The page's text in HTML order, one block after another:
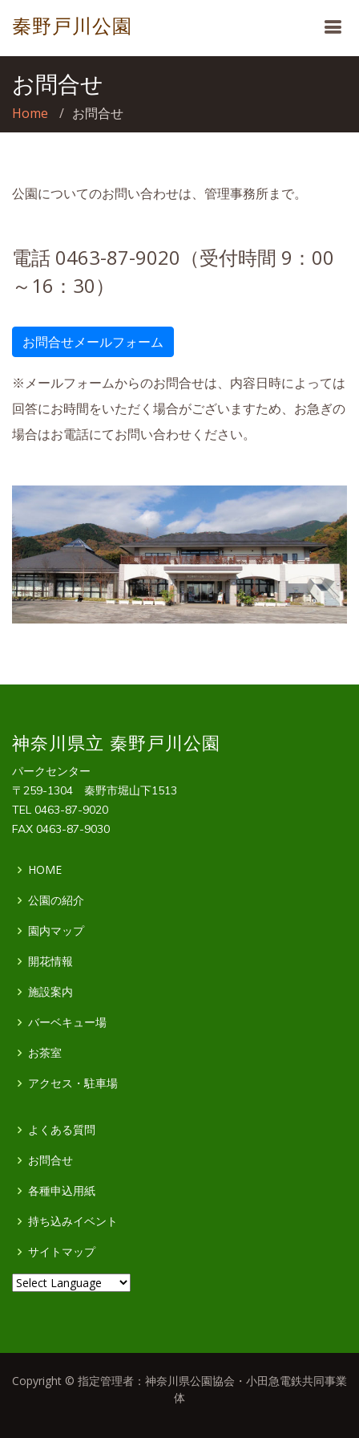
秦野戸川公園
お問合せ
Home お問合せ
公園についてのお問い合わせは、管理事務所まで。
電話 0463-87-9020（受付時間 9：00
～16：30）
お問合せメールフォーム
※メールフォームからのお問合せは、内容日時によっては
回答にお時間をいただく場合がございますため、お急ぎの
場合はお電話にてお問い合わせください。
神奈川県立 秦野戸川公園
パークセンター
〒259-1304 秦野市堀山下1513
TEL 0463-87-9020
FAX 0463-87-9030
HOME
公園の紹介
園内マップ
開花情報
施設案内
バーベキュー場
お茶室
アクセス・駐車場
よくある質問
お問合せ
各種申込用紙
持ち込みイベント
サイトマップ
Copyright © 指定管理者：神奈川県公園協会・小田急電鉄共同事業
体